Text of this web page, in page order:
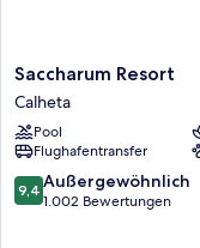
Saccharum
Resort
Calheta
Saccharum Resort
Calheta
Pool
Flughafentransfer
9.4
von
9,4 Außergewöhnlich
1.002 Bewertungen